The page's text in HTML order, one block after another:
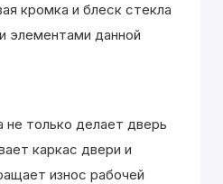
кромка и блеск стекла
данной
только делает дверь
каркас двери и
износ рабочей